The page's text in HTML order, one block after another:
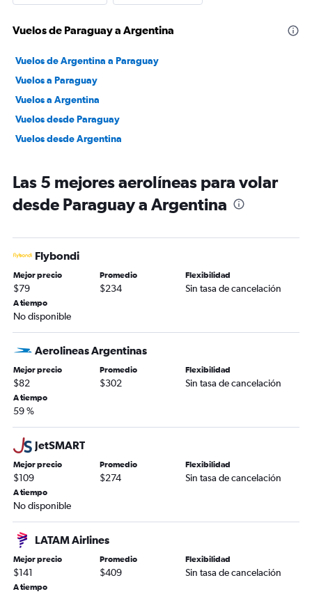
Vuelos de Paraguay a Argentina
Vuelos de Argentina a Paraguay
Vuelos a Paraguay
Vuelos a Argentina
Vuelos desde Paraguay
Vuelos desde Argentina
Las 5 mejores aerolíneas para volar
desde Paraguay a Argentina
Flybondi
Mejor precio
$79
Promedio
$234
Flexibilidad
Sin tasa de cancelación
A tiempo
No disponible
Aerolineas Argentinas
Mejor precio
$82
Promedio
$302
Flexibilidad
Sin tasa de cancelación
A tiempo
59 %
JetSMART
Mejor precio
$109
Promedio
$274
Flexibilidad
Sin tasa de cancelación
A tiempo
No disponible
LATAM Airlines
Mejor precio
$141
Promedio
$409
Flexibilidad
Sin tasa de cancelación
A tiempo